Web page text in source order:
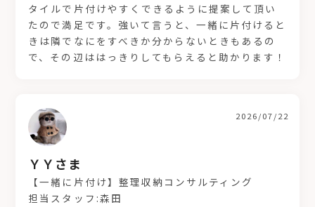
タイルで片付けやすくできるように提案して頂い
たので満足です。強いて言うと、一緒に片付けると
きは隣でなにをすべきか分からないときもあるの
で、その辺ははっきりしてもらえると助かります！
ＹＹさま
2026/07/22
【一緒に片付け】整理収納コンサルティング
担当スタッフ:森田